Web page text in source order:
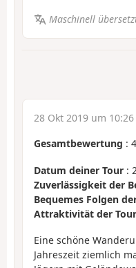
Maschinell
28 Okt 2019 um 10:26
Gesamtbewertung : 4
Datum deiner Tour :
Zuverlässigkeit der
Bequemes Folgen
Attraktivität der Tour
Eine schöne
Jahreszeit ziemlich